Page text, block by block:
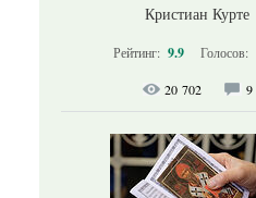
Кристиан Курте
Рейтинг: 9.9 Голосов:
20 702 9